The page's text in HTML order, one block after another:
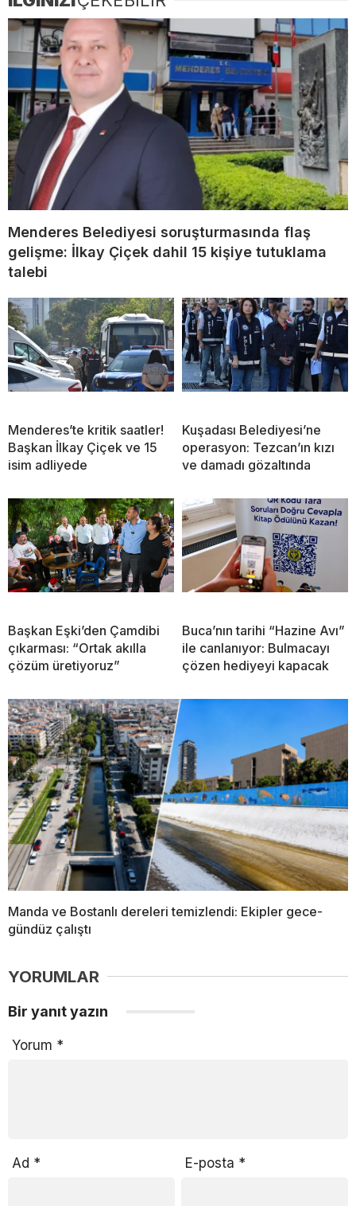
Menderes Belediyesi soruşturmasında flaş
gelişme: İlkay Çiçek dahil 15 kişiye tutuklama
talebi
Menderes’te kritik saatler!
Başkan İlkay Çiçek ve 15
isim adliyede
Kuşadası Belediyesi’ne
operasyon: Tezcan’ın kızı
ve damadı gözaltında
Başkan Eşki’den Çamdibi
çıkarması: “Ortak akılla
çözüm üretiyoruz”
Buca’nın tarihi “Hazine Avı”
ile canlanıyor: Bulmacayı
çözen hediyeyi kapacak
Manda ve Bostanlı dereleri temizlendi: Ekipler gece-
gündüz çalıştı
YORUMLAR
Bir yanıt yazın
Yorum *
Ad * E-posta *